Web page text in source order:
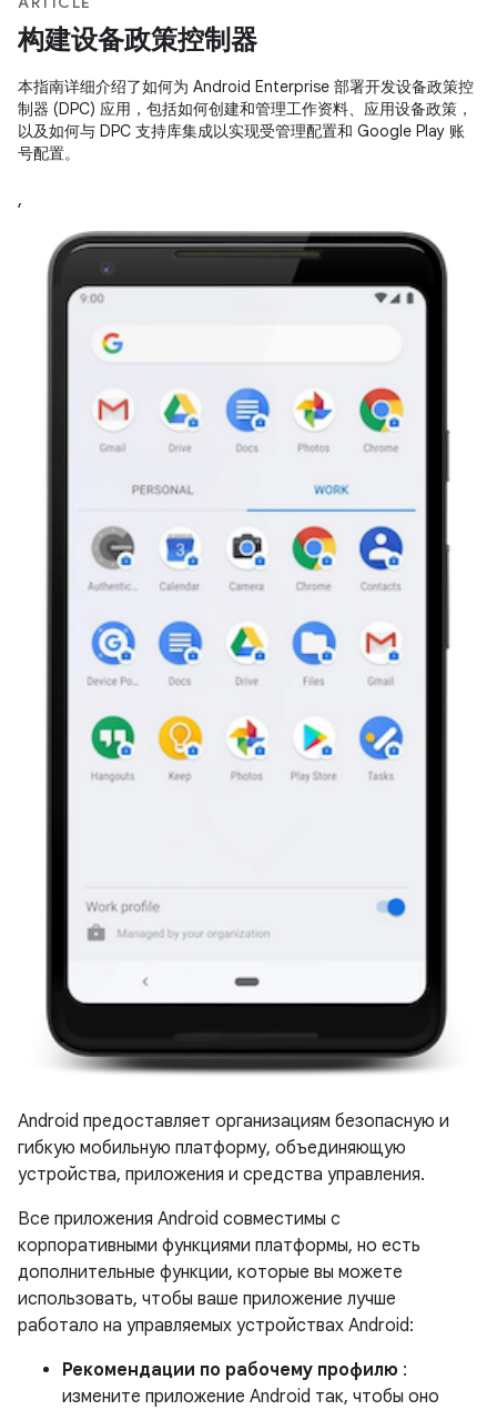
构建设备政策控制器
本指南详细介绍了如何为 Android Enterprise 部署开发设备政策控
制器 (DPC) 应用，包括如何创建和管理工作资料、应用设备政策，
以及如何与 DPC 支持库集成以实现受管理配置和 Google Play 账
号配置。
,
Android предоставляет организациям безопасную и
гибкую мобильную платформу, объединяющую
устройства, приложения и средства управления.
Все приложения Android совместимы с
корпоративными функциями платформы, но есть
дополнительные функции, которые вы можете
использовать, чтобы ваше приложение лучше
работало на управляемых устройствах Android:
Рекомендации по рабочему профилю :
измените приложение Android так, чтобы оно